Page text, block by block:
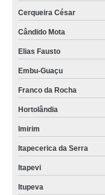
Cerqueira César
Cândido Mota
Elias Fausto
Embu-Guaçu
Franco da Rocha
Hortolândia
Imirim
Itapecerica da Serra
Itapevi
Itupeva